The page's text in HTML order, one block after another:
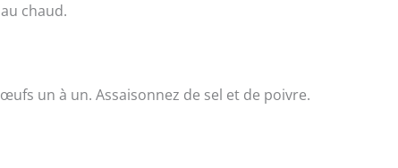
chaud.
un à un. Assaisonnez de sel et de poivre.